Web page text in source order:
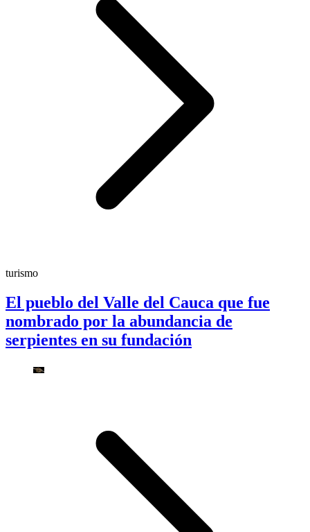
turismo
El pueblo del Valle del Cauca que fue
nombrado por la abundancia de
serpientes en su fundación